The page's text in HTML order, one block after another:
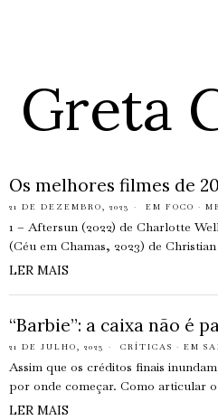
Greta
Os melhores filmes de
21 DE DEZEMBRO, 2023 EM FOCO ·
1 – Aftersun (2022) de Charlotte
(Céu em Chamas, 2023) de
LER MAIS
“Barbie”: a caixa não é
21 DE JULHO, 2023 CRÍTICAS · EM
Assim que os créditos finais
por onde começar. Como articular
LER MAIS